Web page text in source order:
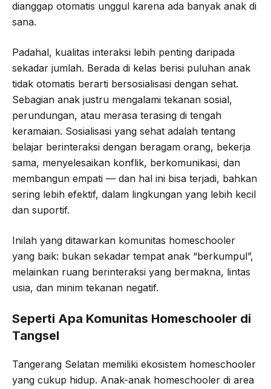
dianggap otomatis unggul karena ada banyak anak di
sana.
Padahal, kualitas interaksi lebih penting daripada
sekadar jumlah. Berada di kelas berisi puluhan anak
tidak otomatis berarti bersosialisasi dengan sehat.
Sebagian anak justru mengalami tekanan sosial,
perundungan, atau merasa terasing di tengah
keramaian. Sosialisasi yang sehat adalah tentang
belajar berinteraksi dengan beragam orang, bekerja
sama, menyelesaikan konflik, berkomunikasi, dan
membangun empati — dan hal ini bisa terjadi, bahkan
sering lebih efektif, dalam lingkungan yang lebih kecil
dan suportif.
Inilah yang ditawarkan komunitas homeschooler
yang baik: bukan sekadar tempat anak “berkumpul”,
melainkan ruang berinteraksi yang bermakna, lintas
usia, dan minim tekanan negatif.
Seperti Apa Komunitas Homeschooler di
Tangsel
Tangerang Selatan memiliki ekosistem homeschooler
yang cukup hidup. Anak-anak homeschooler di area